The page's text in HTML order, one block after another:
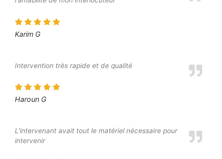
Karim G
Intervention très rapide et de qualité
Haroun G
L'intervenant avait tout le matériel nécessaire pour
intervenir